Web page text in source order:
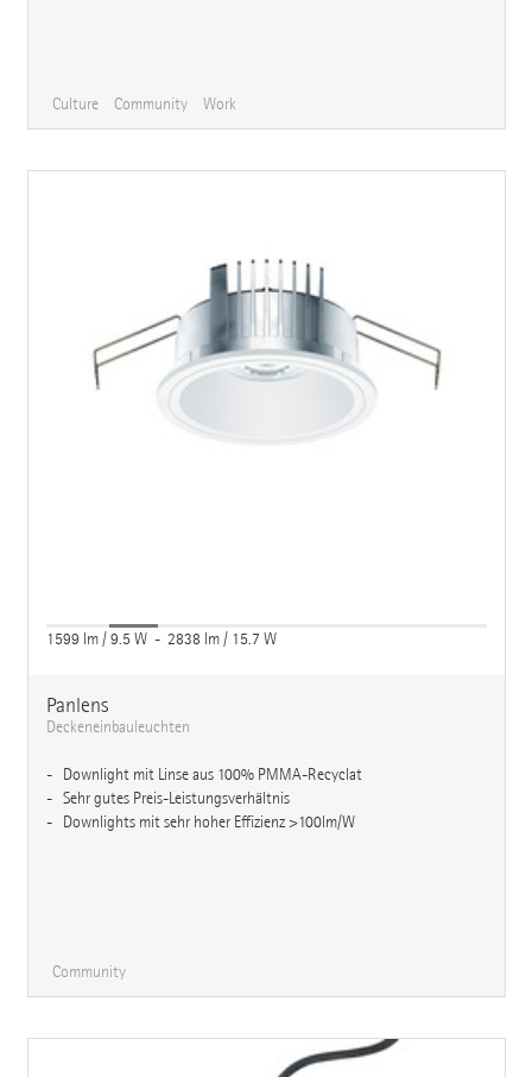
Culture Community Work
1599 lm / 9.5 W - 2838 lm / 15.7 W
Panlens
Deckeneinbauleuchten
Downlight mit Linse aus 100% PMMA-Recyclat
Sehr gutes Preis-Leistungsverhältnis
Downlights mit sehr hoher Effizienz >100lm/W
Community